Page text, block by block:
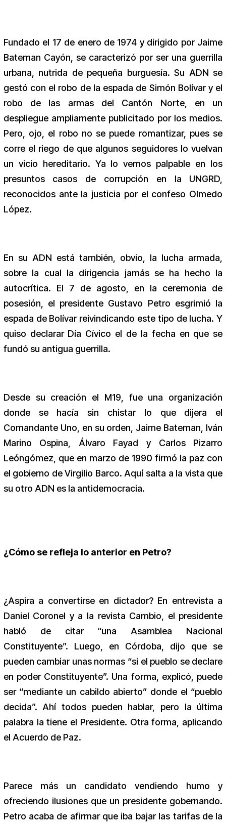
Fundado el 17 de enero de 1974 y dirigido por Jaime
Bateman Cayón, se caracterizó por ser una guerrilla
urbana, nutrida de pequeña burguesía. Su ADN se
gestó con el robo de la espada de Simón Bolívar y el
robo de las armas del Cantón Norte, en un
despliegue ampliamente publicitado por los medios.
Pero, ojo, el robo no se puede romantizar, pues se
corre el riego de que algunos seguidores lo vuelvan
un vicio hereditario. Ya lo vemos palpable en los
presuntos casos de corrupción en la UNGRD,
reconocidos ante la justicia por el confeso Olmedo
López.
En su ADN está también, obvio, la lucha armada,
sobre la cual la dirigencia jamás se ha hecho la
autocrítica. El 7 de agosto, en la ceremonia de
posesión, el presidente Gustavo Petro esgrimió la
espada de Bolívar reivindicando este tipo de lucha. Y
quiso declarar Día Cívico el de la fecha en que se
fundó su antigua guerrilla.
Desde su creación el M19, fue una organización
donde se hacía sin chistar lo que dijera el
Comandante Uno, en su orden, Jaime Bateman, Iván
Marino Ospina, Álvaro Fayad y Carlos Pizarro
Leóngómez, que en marzo de 1990 firmó la paz con
el gobierno de Virgilio Barco. Aquí salta a la vista que
su otro ADN es la antidemocracia.
¿Cómo se refleja lo anterior en Petro?
¿Aspira a convertirse en dictador? En entrevista a
Daniel Coronel y a la revista Cambio, el presidente
habló de citar “una Asamblea Nacional
Constituyente”. Luego, en Córdoba, dijo que se
pueden cambiar unas normas “si el pueblo se declare
en poder Constituyente”. Una forma, explicó, puede
ser “mediante un cabildo abierto” donde el “pueblo
decida”. Ahí todos pueden hablar, pero la última
palabra la tiene el Presidente. Otra forma, aplicando
el Acuerdo de Paz.
Parece más un candidato vendiendo humo y
ofreciendo ilusiones que un presidente gobernando.
Petro acaba de afirmar que iba bajar las tarifas de la